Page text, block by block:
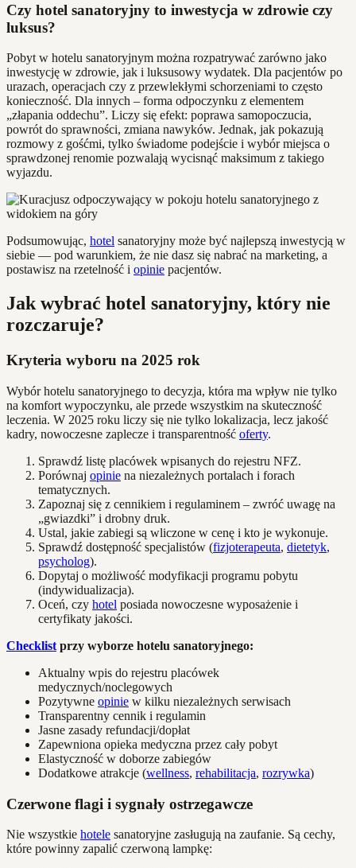
Czy hotel sanatoryjny to inwestycja w zdrowie czy
luksus?
Pobyt w hotelu sanatoryjnym można rozpatrywać zarówno jako
inwestycję w zdrowie, jak i luksusowy wydatek. Dla pacjentów po
urazach, operacjach czy z przewlekłymi schorzeniami to często
konieczność. Dla innych – forma odpoczynku z elementem
„złapania oddechu”. Liczy się efekt: poprawa samopoczucia,
powrót do sprawności, zmiana nawyków. Jednak, jak pokazują
rozmowy z gośćmi, tylko świadome podejście i wybór miejsca o
sprawdzonej renomie pozwalają wycisnąć maksimum z takiego
wyjazdu.
Podsumowując, hotel sanatoryjny może być najlepszą inwestycją w
siebie — pod warunkiem, że nie dasz się nabrać na marketing, a
postawisz na rzetelność i opinie pacjentów.
Jak wybrać hotel sanatoryjny, który nie
rozczaruje?
Kryteria wyboru na 2025 rok
Wybór hotelu sanatoryjnego to decyzja, która ma wpływ nie tylko
na komfort wypoczynku, ale przede wszystkim na skuteczność
leczenia. W 2025 roku liczy się nie tylko lokalizacja, lecz jakość
kadry, nowoczesne zaplecze i transparentność oferty.
Sprawdź listę placówek wpisanych do rejestru NFZ.
Porównaj opinie na niezależnych portalach i forach
tematycznych.
Zapoznaj się z cennikiem i regulaminem – zwróć uwagę na
„gwiazdki” i drobny druk.
Ustal, jakie zabiegi są wliczone w cenę i kto je wykonuje.
Sprawdź dostępność specjalistów (fizjoterapeuta, dietetyk,
psycholog).
Dopytaj o możliwość modyfikacji programu pobytu
(indywidualizacja).
Oceń, czy hotel posiada nowoczesne wyposażenie i
certyfikaty jakości.
Checklist przy wyborze hotelu sanatoryjnego:
Aktualny wpis do rejestru placówek
medycznych/noclegowych
Pozytywne opinie w kilku niezależnych serwisach
Transparentny cennik i regulamin
Jasne zasady refundacji/dopłat
Zapewniona opieka medyczna przez cały pobyt
Elastyczność w doborze zabiegów
Dodatkowe atrakcje (wellness, rehabilitacja, rozrywka)
Czerwone flagi i sygnały ostrzegawcze
Nie wszystkie hotele sanatoryjne zasługują na zaufanie. Są cechy,
które powinny zapalić czerwoną lampkę: